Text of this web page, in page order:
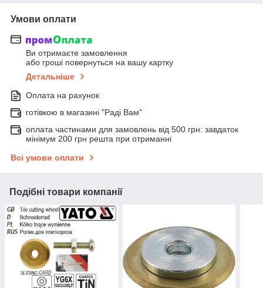
Умови оплати
Ви отримаєте замовлення
або гроші повернуться на вашу картку
Детальніше
Оплата на рахунок
готівкою в магазині "Раді Вам"
оплата частинами для замовлень від 500 грн: завдаток
мінімум 200 грн решта при отриманні
Всі умови оплати
Подібні товари компанії